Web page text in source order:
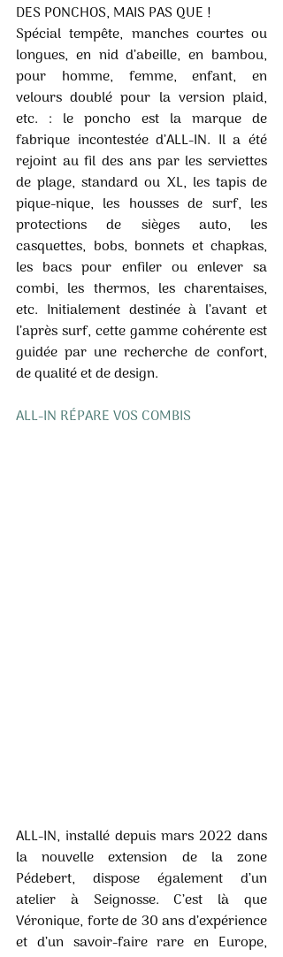
DES PONCHOS, MAIS PAS QUE !
Spécial tempête, manches courtes ou
longues, en nid d’abeille, en bambou,
pour homme, femme, enfant, en
velours doublé pour la version plaid,
etc. : le poncho est la marque de
fabrique incontestée d’ALL-IN. Il a été
rejoint au fil des ans par les serviettes
de plage, standard ou XL, les tapis de
pique-nique, les housses de surf, les
protections de sièges auto, les
casquettes, bobs, bonnets et chapkas,
les bacs pour enfiler ou enlever sa
combi, les thermos, les charentaises,
etc. Initialement destinée à l’avant et
l’après surf, cette gamme cohérente est
guidée par une recherche de confort,
de qualité et de design.
ALL-IN RÉPARE VOS COMBIS
ALL-IN, installé depuis mars 2022 dans
la nouvelle extension de la zone
Pédebert, dispose également d’un
atelier à Seignosse. C’est là que
Véronique, forte de 30 ans d’expérience
et d’un savoir-faire rare en Europe,